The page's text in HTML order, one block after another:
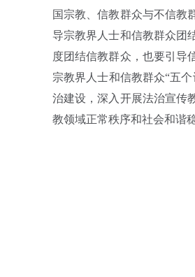
国宗教、信教群众与不信教
导宗教界人士和信教群众团
度团结信教群众，也要引导
宗教界人士和信教群众“五
治建设，深入开展法治宣传
教领域正常秩序和社会和谐稳